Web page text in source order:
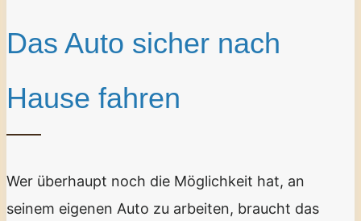
Das Auto sicher nach
Hause fahren
Wer überhaupt noch die Möglichkeit hat, an
seinem eigenen Auto zu arbeiten, braucht das